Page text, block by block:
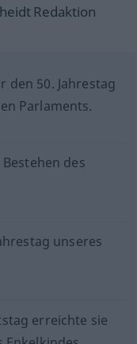
Redaktion
den 50. Jahrestag
Parlaments.
des
unseres
erreichte sie